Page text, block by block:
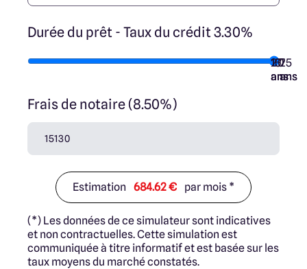
Durée du prêt - Taux du crédit 3.30%
7
ans
10
ans
15
ans
20
ans
25
ans
Frais de notaire (8.50%)
Estimation 684.62 € par mois *
(*) Les données de ce simulateur sont indicatives
et non contractuelles. Cette simulation est
communiquée à titre informatif et est basée sur les
taux moyens du marché constatés.